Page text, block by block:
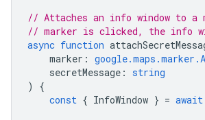
// Attaches an info window to a
// marker is clicked, the info
async function
marker :
secretMessage : string
)
{
const { InfoWindow } = await